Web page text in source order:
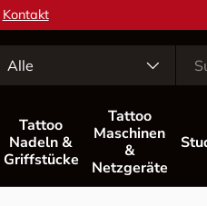
Kontakt
Alle
Tattoo
Nadeln &
Griffstücke
Tattoo
Maschinen
&
Netzgeräte